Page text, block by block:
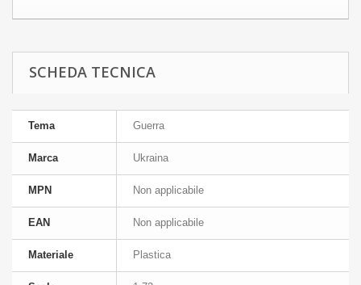
SCHEDA TECNICA
Tema Guerra
Marca Ukraina
MPN Non applicabile
EAN Non applicabile
Materiale Plastica